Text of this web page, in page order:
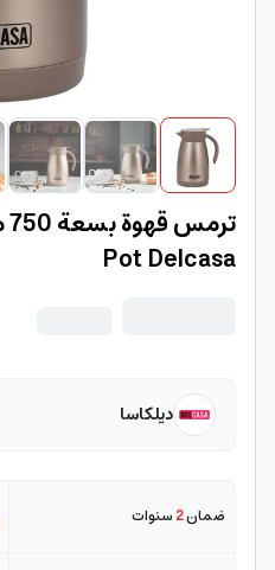
Pot Delcasa
ديلكاسا
ضمان2سنوات